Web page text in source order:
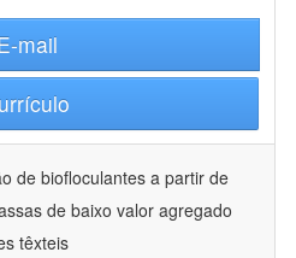
mail
de biofloculantes a partir de
de baixo valor agregado
têxteis